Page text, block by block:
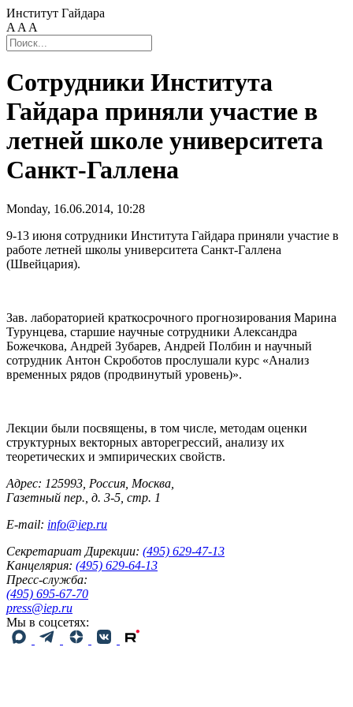
Институт Гайдара
A A A
Сотрудники Института
Гайдара приняли участие в
летней школе университета
Санкт-Галлена
Monday, 16.06.2014, 10:28
9-13 июня сотрудники Института Гайдара приняли участие в
работе летней школы университета Санкт-Галлена
(Швейцария).
Зав. лабораторией краткосрочного прогнозирования Марина
Турунцева, старшие научные сотрудники Александра
Божечкова, Андрей Зубарев, Андрей Полбин и научный
сотрудник Антон Скроботов прослушали курс «Анализ
временных рядов (продвинутый уровень)».
Лекции были посвящены, в том числе, методам оценки
структурных векторных авторегрессий, анализу их
теоретических и эмпирических свойств.
Адрес: 125993, Россия, Москва,
Газетный пер., д. 3-5, стр. 1
E-mail: info@iep.ru
Секретариат Дирекции: (495) 629-47-13
Канцелярия: (495) 629-64-13
Пресс-служба:
(495) 695-67-70
press@iep.ru
Мы в соцсетях: